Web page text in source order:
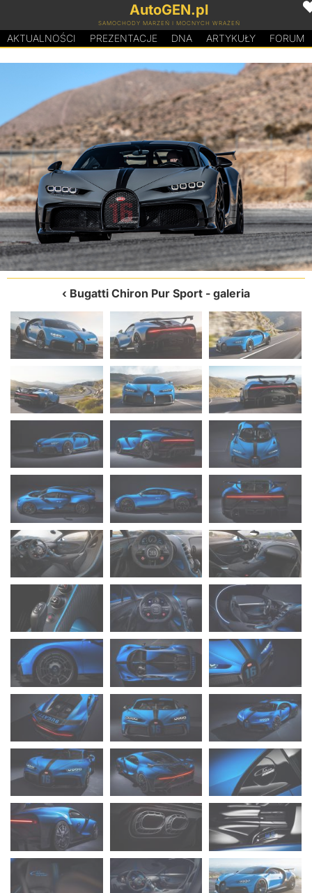
AutoGEN.pl
SAMOCHODY MARZEŃ I MOCNYCH WRAŻEŃ
AKTUALNOŚCI PREZENTACJE DNA ARTYKUŁY FORUM
Bugatti Chiron Pur Sport - galeria